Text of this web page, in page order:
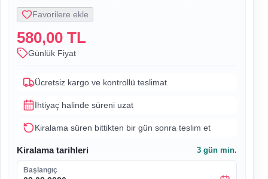
Favorilere ekle
580,00 TL
Günlük Fiyat
Ücretsiz kargo ve kontrollü teslimat
İhtiyaç halinde süreni uzat
Kiralama süren bittikten bir gün sonra teslim et
Kiralama tarihleri 3 gün min.
Başlangıç